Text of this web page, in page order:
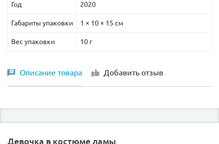
Год 2020
Габариты упаковки 1 × 10 × 15 см
Вес упаковки 10 г
Описание товара Добавить отзыв
Девочка в костюме ламы